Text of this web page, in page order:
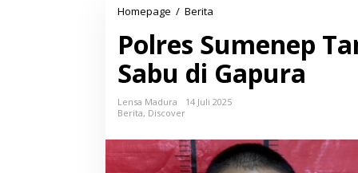
Homepage / Berita
r
e
s
S
e
n
e
Polres Sumenep
Sabu di Gapura
Lensa Madura
14 Juli 2025
Berita, Discover